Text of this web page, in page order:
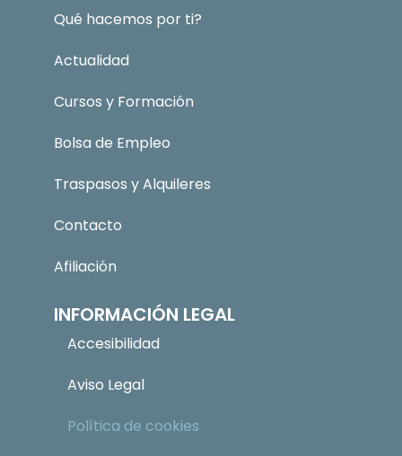
Qué hacemos por ti?
Actualidad
Cursos y Formación
Bolsa de Empleo
Traspasos y Alquileres
Contacto
Afiliación
INFORMACIÓN LEGAL
Accesibilidad
Aviso Legal
Política de cookies